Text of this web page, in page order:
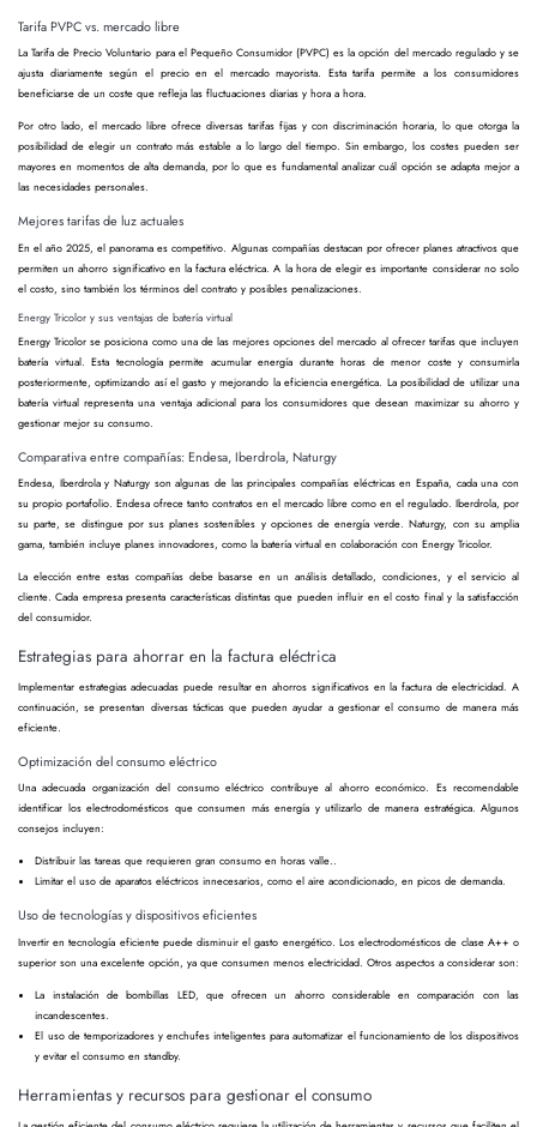
Tarifa PVPC vs. mercado libre
La Tarifa de Precio Voluntario para el Pequeño Consumidor (PVPC) es la opción del mercado regulado y se
ajusta diariamente según el precio en el mercado mayorista. Esta tarifa permite a los consumidores
beneficiarse de un coste que refleja las fluctuaciones diarias y hora a hora.
Por otro lado, el mercado libre ofrece diversas tarifas fijas y con discriminación horaria, lo que otorga la
posibilidad de elegir un contrato más estable a lo largo del tiempo. Sin embargo, los costes pueden ser
mayores en momentos de alta demanda, por lo que es fundamental analizar cuál opción se adapta mejor a
las necesidades personales.
Mejores tarifas de luz actuales
En el año 2025, el panorama es competitivo. Algunas compañías destacan por ofrecer planes atractivos que
permiten un ahorro significativo en la factura eléctrica. A la hora de elegir es importante considerar no solo
el costo, sino también los términos del contrato y posibles penalizaciones.
Energy Tricolor y sus ventajas de batería virtual
Energy Tricolor se posiciona como una de las mejores opciones del mercado al ofrecer tarifas que incluyen
batería virtual. Esta tecnología permite acumular energía durante horas de menor coste y consumirla
posteriormente, optimizando así el gasto y mejorando la eficiencia energética. La posibilidad de utilizar una
batería virtual representa una ventaja adicional para los consumidores que desean maximizar su ahorro y
gestionar mejor su consumo.
Comparativa entre compañías: Endesa, Iberdrola, Naturgy
Endesa, Iberdrola y Naturgy son algunas de las principales compañías eléctricas en España, cada una con
su propio portafolio. Endesa ofrece tanto contratos en el mercado libre como en el regulado. Iberdrola, por
su parte, se distingue por sus planes sostenibles y opciones de energía verde. Naturgy, con su amplia
gama, también incluye planes innovadores, como la batería virtual en colaboración con Energy Tricolor.
La elección entre estas compañías debe basarse en un análisis detallado, condiciones, y el servicio al
cliente. Cada empresa presenta características distintas que pueden influir en el costo final y la satisfacción
del consumidor.
Estrategias para ahorrar en la factura eléctrica
Implementar estrategias adecuadas puede resultar en ahorros significativos en la factura de electricidad. A
continuación, se presentan diversas tácticas que pueden ayudar a gestionar el consumo de manera más
eficiente.
Optimización del consumo eléctrico
Una adecuada organización del consumo eléctrico contribuye al ahorro económico. Es recomendable
identificar los electrodomésticos que consumen más energía y utilizarlo de manera estratégica. Algunos
consejos incluyen:
Distribuir las tareas que requieren gran consumo en horas valle..
Limitar el uso de aparatos eléctricos innecesarios, como el aire acondicionado, en picos de demanda.
Uso de tecnologías y dispositivos eficientes
Invertir en tecnología eficiente puede disminuir el gasto energético. Los electrodomésticos de clase A++ o
superior son una excelente opción, ya que consumen menos electricidad. Otros aspectos a considerar son:
La instalación de bombillas LED, que ofrecen un ahorro considerable en comparación con las
incandescentes.
El uso de temporizadores y enchufes inteligentes para automatizar el funcionamiento de los dispositivos
y evitar el consumo en standby.
Herramientas y recursos para gestionar el consumo